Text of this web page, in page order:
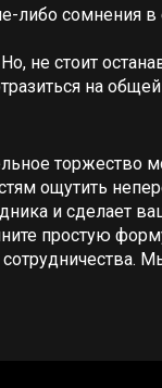
либо сомнения в
не стоит
на
торжество
ощутить
и сделает
простую